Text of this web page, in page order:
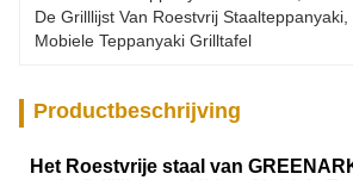
De Grilllijst Van Roestvrij Staalteppanyaki
Mobiele Teppanyaki Grilltafel
Productbeschrijving
Het Roestvrije staal van